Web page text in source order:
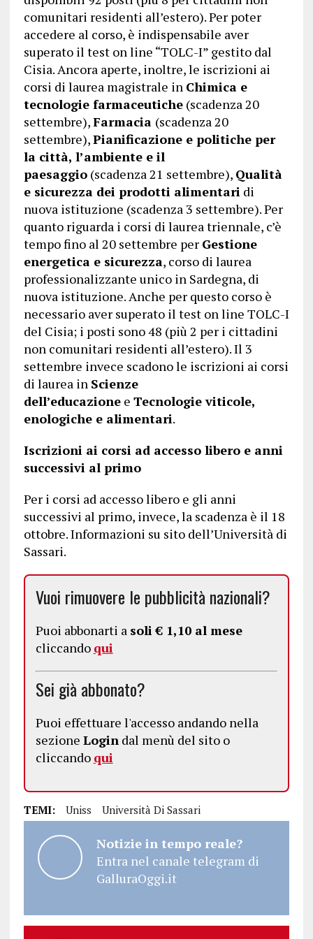
comunitari residenti all’estero). Per poter
accedere al corso, è indispensabile aver
superato il test on line “TOLC-I” gestito dal
Cisia. Ancora aperte, inoltre, le iscrizioni ai
corsi di laurea magistrale in Chimica e
tecnologie farmaceutiche(scadenza 20
settembre),Farmacia (scadenza 20
settembre),Pianificazione e politiche per
la città, l’ambiente e il
paesaggio(scadenza 21 settembre), Qualità
e sicurezza dei prodotti alimentaridi
nuova istituzione (scadenza 3 settembre). Per
quanto riguarda i corsi di laurea triennale, c’è
tempo fino al 20 settembre per Gestione
energetica e sicurezza, corso di laurea
professionalizzante unico in Sardegna, di
nuova istituzione. Anche per questo corso è
necessario aver superato il test on line TOLC-I
del Cisia; i posti sono 48 (più 2 per i cittadini
non comunitari residenti all’estero). Il 3
settembre invece scadono le iscrizioni ai corsi
di laurea in Scienze
dell’educazionee Tecnologie viticole,
enologiche e alimentari.
Iscrizioni ai corsi ad accesso libero e anni
successivi al primo
Per i corsi ad accesso libero e gli anni
successivi al primo, invece, la scadenza è il 18
ottobre. Informazioni su sito dell’Università di
Sassari.
Vuoi rimuovere le pubblicità nazionali?
Puoi abbonarti a soli € 1,10 al mese
cliccando qui
Sei già abbonato?
Puoi effettuare l'accesso andando nella
sezione Logindal menù del sito o
cliccando qui
TEMI: Uniss Università Di Sassari
Notizie in tempo reale?
Entra nel canale telegram di
GalluraOggi.it